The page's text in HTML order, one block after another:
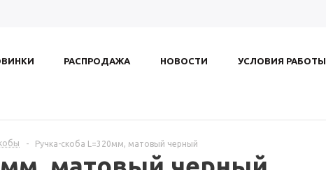
РАСПРОДАЖА НОВОСТИ УСЛОВИЯ РАБОТЫ
- Ручка-скоба L=320мм, матовый черный